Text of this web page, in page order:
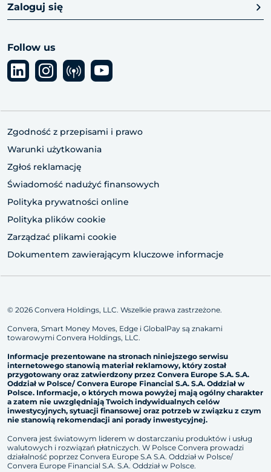
Zaloguj się
Follow us
Zgodność z przepisami i prawo
Warunki użytkowania
Zgłoś reklamację
Świadomość nadużyć finansowych
Polityka prywatności online
Polityka plików cookie
Zarządzać plikami cookie
Dokumentem zawierającym kluczowe informacje
© 2026 Convera Holdings, LLC. Wszelkie prawa zastrzeżone.
Convera, Smart Money Moves, Edge i GlobalPay są znakami
towarowymi Convera Holdings, LLC.
Informacje prezentowane na stronach niniejszego serwisu
internetowego stanowią materiał reklamowy, który został
przygotowany oraz zatwierdzony przez Convera Europe S.A. S.A.
Oddział w Polsce/ Convera Europe Financial S.A. S.A. Oddział w
Polsce. Informacje, o których mowa powyżej mają ogólny charakter
a zatem nie uwzględniają Twoich indywidualnych celów
inwestycyjnych, sytuacji finansowej oraz potrzeb w związku z czym
nie stanowią rekomendacji ani porady inwestycyjnej.
Convera jest światowym liderem w dostarczaniu produktów i usług
walutowych i rozwiązań płatniczych. W Polsce Convera prowadzi
działalność poprzez Convera Europe S.A S.A. Oddział w Polsce/
Convera Europe Financial S.A. S.A. Oddział w Polsce.